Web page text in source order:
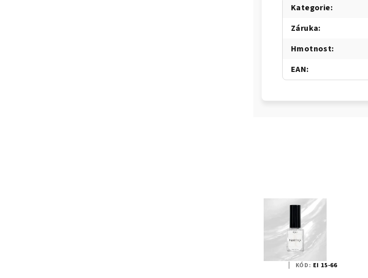
Kategorie:
Záruka:
Hmotnost:
EAN:
KÓD: EI 15-66